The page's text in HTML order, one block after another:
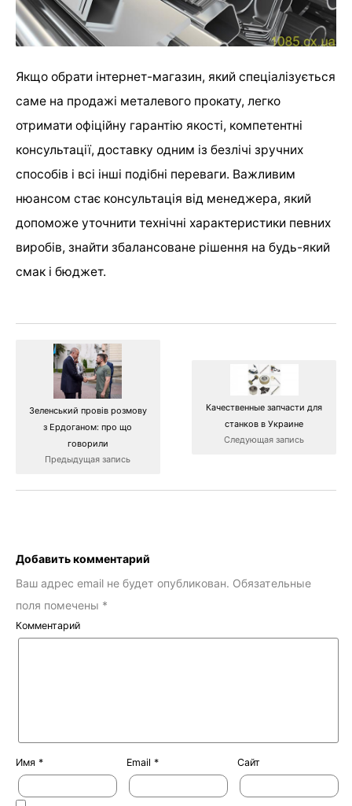
Якщо обрати інтернет-магазин, який спеціалізується
саме на продажі металевого прокату, легко
отримати офіційну гарантію якості, компетентні
консультації, доставку одним із безлічі зручних
способів і всі інші подібні переваги. Важливим
нюансом стає консультація від менеджера, який
допоможе уточнити технічні характеристики певних
виробів, знайти збалансоване рішення на будь-який
смак і бюджет.
Зеленський провів розмову
з Ердоганом: про що
говорили
Предыдущая запись
Качественные запчасти для
станков в Украине
Следующая запись
Добавить комментарий
Ваш адрес email не будет опубликован. Обязательные
поля помечены *
Комментарий
Имя * Email * Сайт